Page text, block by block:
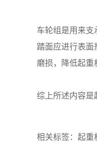
车轮组是用来支
踏面应进行表
磨损，降低起重
综上所述内容是
相关标签：起重